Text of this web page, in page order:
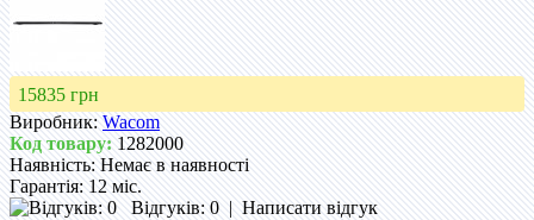
15835 грн
Виробник: Wacom
Код товару:1282000
Наявність:Немає в наявності
Гарантія:12 міс.
Відгуків: 0|Написати відгук